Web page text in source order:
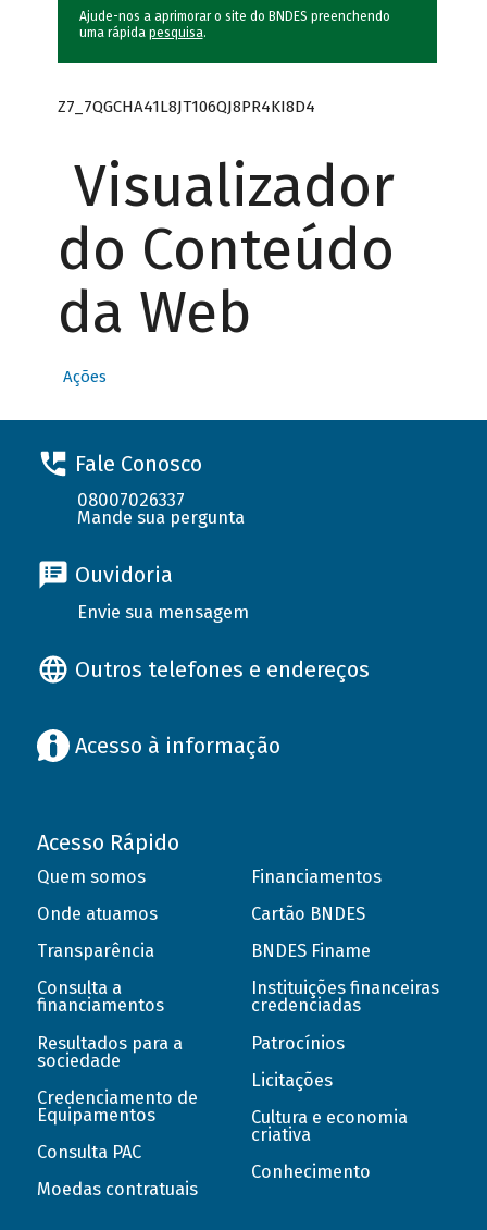
Ajude-nos a aprimorar o site do BNDES preenchendo
uma rápida pesquisa.
Z7_7QGCHA41L8JT106QJ8PR4KI8D4
Visualizador
do Conteúdo
da Web
Ações
Fale Conosco
08007026337
Mande sua pergunta
Ouvidoria
Envie sua mensagem
Outros telefones e endereços
Acesso à informação
Acesso Rápido
Quem somos
Onde atuamos
Transparência
Consulta a
financiamentos
Resultados para a
sociedade
Credenciamento de
Equipamentos
Consulta PAC
Moedas contratuais
Financiamentos
Cartão BNDES
BNDES Finame
Instituições financeiras
credenciadas
Patrocínios
Licitações
Cultura e economia
criativa
Conhecimento